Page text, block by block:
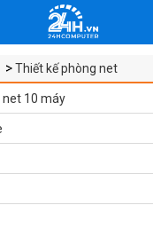
Thiết kế phòng net
net 10 máy